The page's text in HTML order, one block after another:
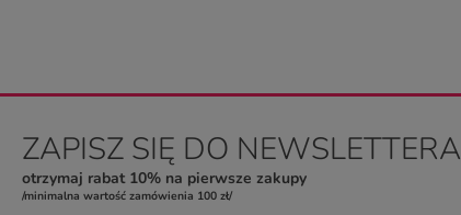
ZAPISZ SIĘ DO NEWSLETTERA
otrzymaj rabat 10% na pierwsze zakupy
/minimalna wartość zamówienia 100 zł/